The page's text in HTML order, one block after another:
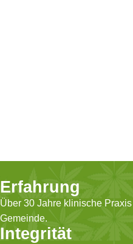
Erfahrung
Über 30 Jahre klinische
Gemeinde.
Integrität